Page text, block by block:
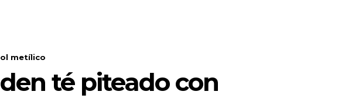
metílico
té piteado con